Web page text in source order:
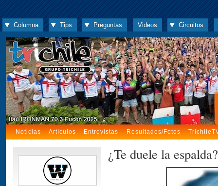
Columna Tips Preguntas Videos Circuitos
Noticias Artículos Entrevistas Resultados/Fotos
¿Te duele la